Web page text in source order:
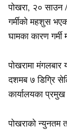
पोखरा, २० साउन
गर्मीको महशुस
घामका कारण
पोखरामा
दशमब ७ डिग्रि
कार्यालयका
पोखराको न्युनतम